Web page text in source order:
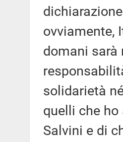
ovviamente,
domani sarà
solidarietà
quelli che
Salvini e di